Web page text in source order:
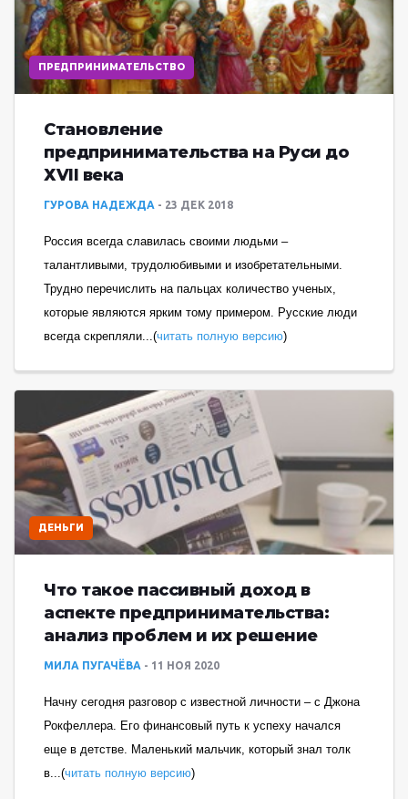
ПРЕДПРИНИМАТЕЛЬСТВО
Становление
предпринимательства на Руси до
ХVII века
ГУРОВА НАДЕЖДА 23 ДЕК 2018
Россия всегда славилась своими людьми –
талантливыми, трудолюбивыми и изобретательными.
Трудно перечислить на пальцах количество ученых,
которые являются ярким тому примером. Русские люди
всегда скрепляли...(читать полную версию)
ДЕНЬГИ
Что такое пассивный доход в
аспекте предпринимательства:
анализ проблем и их решение
МИЛА ПУГАЧЁВА 11 НОЯ 2020
Начну сегодня разговор с известной личности – с Джона
Рокфеллера. Его финансовый путь к успеху начался
еще в детстве. Маленький мальчик, который знал толк
в...(читать полную версию)